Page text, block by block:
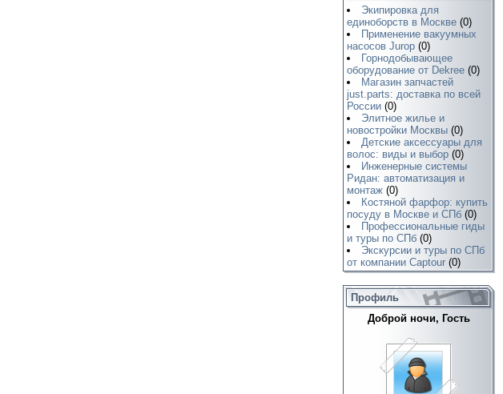
Экипировка для
единоборств в Москве (0)
Применение вакуумных
насосов Jurop (0)
Горнодобывающее
оборудование от Dekree (0)
Магазин запчастей
just.parts: доставка по всей
России (0)
Элитное жилье и
новостройки Москвы (0)
Детские аксессуары для
волос: виды и выбор (0)
Инженерные системы
Ридан: автоматизация и
монтаж (0)
Костяной фарфор: купить
посуду в Москве и СПб (0)
Профессиональные гиды
и туры по СПб (0)
Экскурсии и туры по СПб
от компании Captour (0)
Профиль
Доброй ночи, Гость